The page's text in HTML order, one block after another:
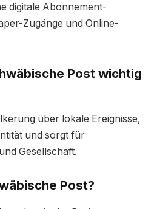
digitale Abonnement-
Zugänge und Online-
Post wichtig
über lokale Ereignisse,
und sorgt für
Gesellschaft.
Post?